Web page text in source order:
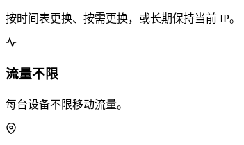
按时间表更换、按需更换，或长期保持当前 IP。
流量不限
每台设备不限移动流量。